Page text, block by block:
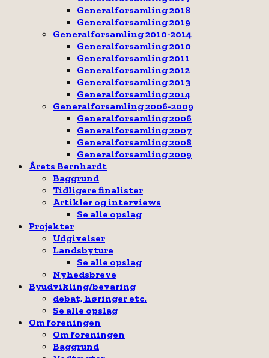
Generalforsamling 2018
Generalforsamling 2019
Generalforsamling 2010-2014
Generalforsamling 2010
Generalforsamling 2011
Generalforsamling 2012
Generalforsamling 2013
Generalforsamling 2014
Generalforsamling 2006-2009
Generalforsamling 2006
Generalforsamling 2007
Generalforsamling 2008
Generalforsamling 2009
Årets Bernhardt
Baggrund
Tidligere finalister
Artikler og interviews
Se alle opslag
Projekter
Udgivelser
Landsbyture
Se alle opslag
Nyhedsbreve
Byudvikling/bevaring
debat, høringer etc.
Se alle opslag
Om foreningen
Om foreningen
Baggrund